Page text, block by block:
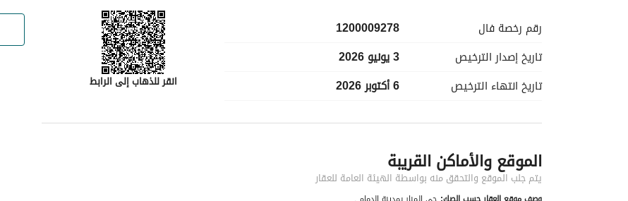
رقم رخصة فال
1200009278
تاريخ إصدار الترخيص
3 يونيو 2026
تاريخ انتهاء الترخيص 6 أكتوبر 2026 انقر للذهاب إلى الرابط
معلومات مسؤول الإعلان
اسم المسؤول علي محمد سعد الشمراني
الموقع والأماكن القريبة
يتم جلب الموقع والتحقق منه بواسطة الهيئة العامة للعقار